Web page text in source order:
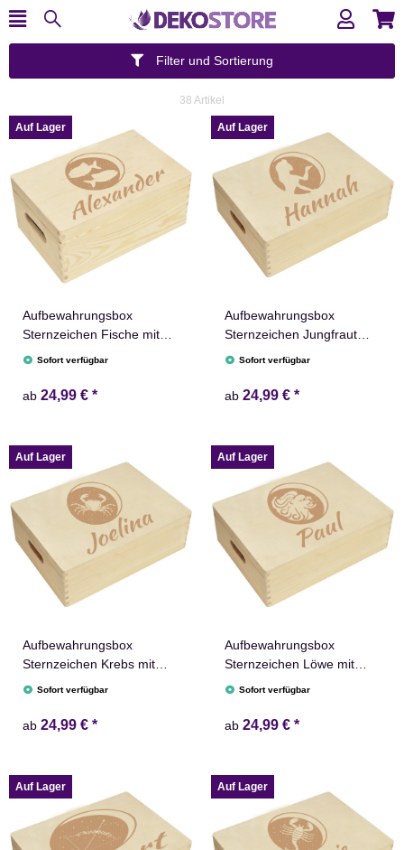
Filter und Sortierung
38 Artikel
Auf Lager
Aufbewahrungsbox
Sternzeichen Fische mit
Name versch. Größen
Sofort verfügbar
ab 24,99 € *
Auf Lager
Aufbewahrungsbox
Sternzeichen Jungfraut
Name versch. Größen
Sofort verfügbar
ab 24,99 € *
Auf Lager
Aufbewahrungsbox
Sternzeichen Krebs mit
Name versch. Größen
Sofort verfügbar
ab 24,99 € *
Auf Lager
Aufbewahrungsbox
Sternzeichen Löwe mit
Name versch. Größen
Sofort verfügbar
ab 24,99 € *
Auf Lager Auf Lager